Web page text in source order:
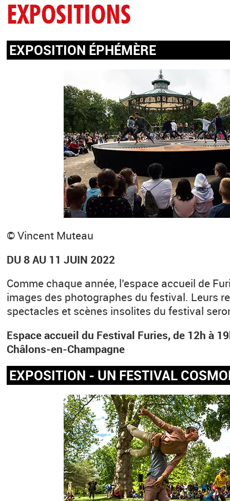
EXPOSITIONS
EXPOSITION ÉPHÉMÈRE
© Vincent Muteau
DU 8 AU 11 JUIN 2022
Comme chaque année, l’espace accueil de
images des photographes du festival. Leurs
spectacles et scènes insolites du festival
Espace accueil du Festival Furies, de 12h à
Châlons-en-Champagne
EXPOSITION - UN FESTIVAL